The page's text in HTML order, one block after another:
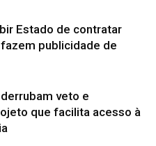
Estado de contratar
publicidade de
veto e
que facilita acesso à